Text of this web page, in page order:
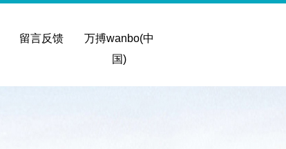
留言反馈
万搏wanbo(中
国)